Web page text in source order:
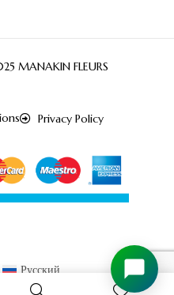
MANAKIN FLEURS
Privacy Policy
Русский